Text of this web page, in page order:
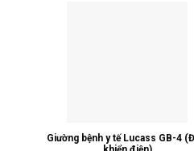
Giường bệnh y tế Lucass GB-4